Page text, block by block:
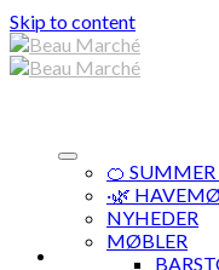
Skip to content
🍊 SUMMER
·🌿
NYHEDER
MØBLER